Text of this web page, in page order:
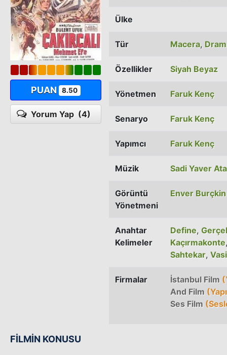
PUAN 8.50
Yorum Yap (4)
Ülke
Tür Macera, Dram
Özellikler Siyah Beyaz
Yönetmen Faruk Kenç
Senaryo Faruk Kenç
Yapımcı Faruk Kenç
Müzik Sadi Yaver
Görüntü
Yönetmeni
Enver Burçkin
Anahtar
Kelimeler
Define,
Kaçırmakonte
Sahtekar,
Firmalar İstanbul Film
And Film
Ses Film
FİLMİN KONUSU